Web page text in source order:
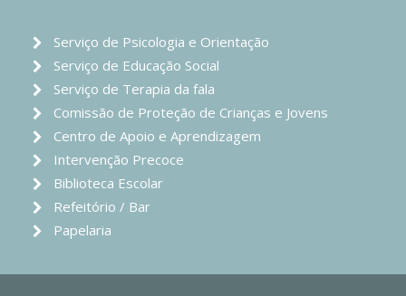
Serviço de Psicologia e Orientação
Serviço de Educação Social
Serviço de Terapia da fala
Comissão de Proteção de Crianças e Jovens
Centro de Apoio e Aprendizagem
Intervenção Precoce
Biblioteca Escolar
Refeitório / Bar
Papelaria